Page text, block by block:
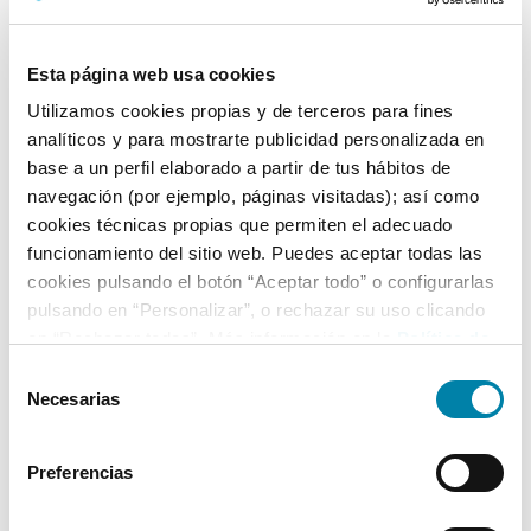
Esta página web usa cookies
Utilizamos cookies propias y de terceros para fines
analíticos y para mostrarte publicidad personalizada en
base a un perfil elaborado a partir de tus hábitos de
navegación (por ejemplo, páginas visitadas); así como
cookies técnicas propias que permiten el adecuado
funcionamiento del sitio web. Puedes aceptar todas las
cookies pulsando el botón “Aceptar todo” o configurarlas
pulsando en “Personalizar”, o rechazar su uso clicando
Necesarias
Preferencias
4 18/06/2007 Delantera
Equipamiento*
Ficha técnica
Exterior
Interior